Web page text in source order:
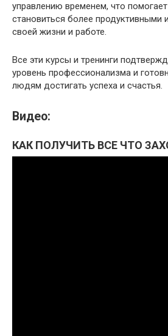
управлению временем, что
становиться более продуктивными
своей жизни и работе.
Все эти курсы и тренинги
уровень профессионализма и
людям достигать успеха и счастья.
Видео:
КАК ПОЛУЧИТЬ ВСЕ ЧТО